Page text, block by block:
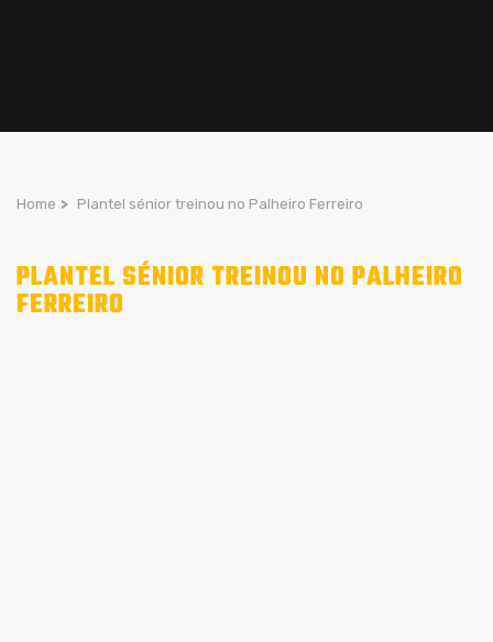
Home > Plantel sénior treinou no Palheiro Ferreiro
PLANTEL SÉNIOR TREINOU NO PALHEIRO
FERREIRO